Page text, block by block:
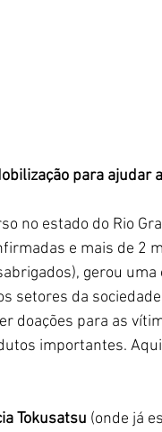
para
no estado do Rio
e mais de 2
gerou
setores da
doações para as
importantes.
Tokusatsu (onde já